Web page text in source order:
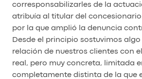
corresponsabilizarles de la
atribuía al titular del
por la que amplió la denuncia
Desde el principio sostuvimos algo
relación de nuestros clientes con
real, pero muy concreta, limitada
completamente distinta de la que